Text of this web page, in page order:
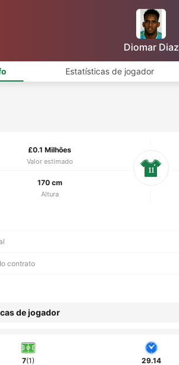
Diomar Diaz
Estatísticas de jogador
£0.1 Milhões
Valor estimado
170 cm
Altura
11
contrato
de jogador
7(1) 29.14